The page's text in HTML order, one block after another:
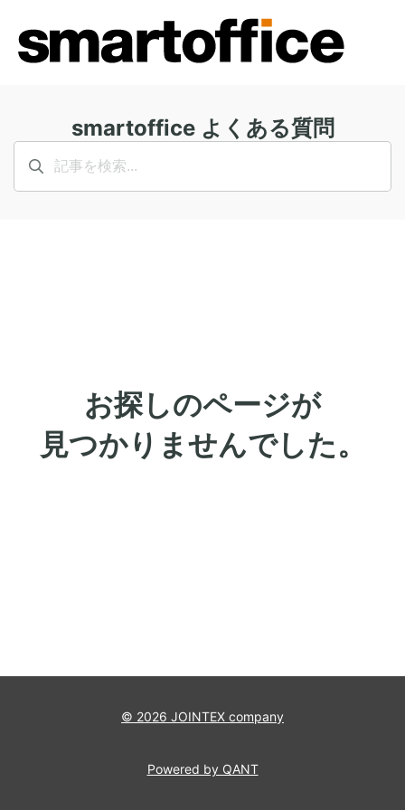
smartoffice よくある質問
お探しのページが​
見つかりませんでした。
© 2026 JOINTEX company
Powered by QANT